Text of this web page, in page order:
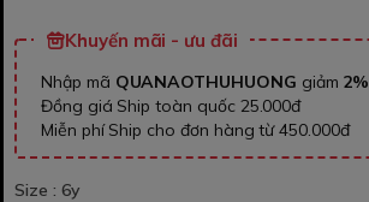
Khuyến mãi - ưu đãi
Nhập mã QUANAOTHUHUONG giảm 2%
Đồng giá Ship toàn quốc 25.000đ
Miễn phí Ship cho đơn hàng từ 450.000đ
Size : 6y